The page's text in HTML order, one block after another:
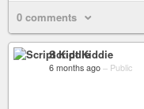
0 comments
Script Kiddie
6 months ago – Public